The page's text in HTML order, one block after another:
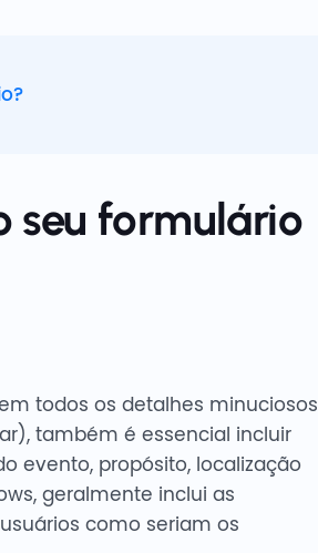
seu formulário
todos os detalhes minuciosos
também é essencial incluir
evento, propósito, localização
geralmente inclui as
como seriam os